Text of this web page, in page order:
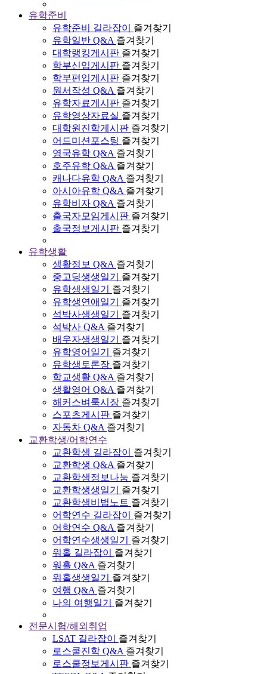
유학준비
유학준비 길라잡이
즐겨찾기
유학일반 Q&A 즐겨찾기
대학랭킹게시판 즐겨찾기
학부신입게시판 즐겨찾기
학부편입게시판 즐겨찾기
원서작성 Q&A 즐겨찾기
유학자료게시판 즐겨찾기
유학영상자료실 즐겨찾기
대학원진학게시판 즐겨찾기
어드미션포스팅 즐겨찾기
영국유학 Q&A 즐겨찾기
호주유학 Q&A 즐겨찾기
캐나다유학 Q&A 즐겨찾기
아시아유학 Q&A 즐겨찾기
유학비자 Q&A 즐겨찾기
출국자모임게시판 즐겨찾기
출국정보게시판 즐겨찾기
유학생활
생활정보 Q&A 즐겨찾기
중고딩생생일기
즐겨찾기
유학생생일기
즐겨찾기
유학생연애일기
즐겨찾기
석박사생생일기
즐겨찾기
석박사 Q&A 즐겨찾기
배우자생생일기
즐겨찾기
유학영어일기
즐겨찾기
유학생토론장 즐겨찾기
학교생활 Q&A 즐겨찾기
생활영어 Q&A 즐겨찾기
해커스벼룩시장 즐겨찾기
스포츠게시판 즐겨찾기
자동차 Q&A 즐겨찾기
교환학생/어학연수
교환학생 길라잡이
즐겨찾기
교환학생 Q&A 즐겨찾기
교환학생정보나눔 즐겨찾기
교환학생생일기
즐겨찾기
교환학생비법노트 즐겨찾기
어학연수 길라잡이
즐겨찾기
어학연수 Q&A 즐겨찾기
어학연수생생일기
즐겨찾기
워홀 길라잡이
즐겨찾기
워홀 Q&A 즐겨찾기
워홀생생일기
즐겨찾기
여행 Q&A 즐겨찾기
나의 여행일기
즐겨찾기
전문시험/해외취업
LSAT 길라잡이
즐겨찾기
로스쿨진학 Q&A 즐겨찾기
로스쿨정보게시판 즐겨찾기